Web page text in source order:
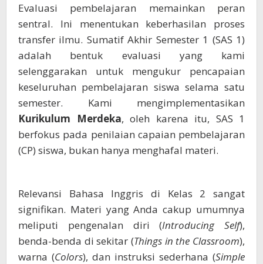
Evaluasi pembelajaran memainkan peran
sentral. Ini menentukan keberhasilan proses
transfer ilmu. Sumatif Akhir Semester 1 (SAS 1)
adalah bentuk evaluasi yang kami
selenggarakan untuk mengukur pencapaian
keseluruhan pembelajaran siswa selama satu
semester. Kami mengimplementasikan
Kurikulum Merdeka, oleh karena itu, SAS 1
berfokus pada penilaian capaian pembelajaran
(CP) siswa, bukan hanya menghafal materi.
Relevansi Bahasa Inggris di Kelas 2 sangat
signifikan. Materi yang Anda cakup umumnya
meliputi pengenalan diri (Introducing Self),
benda-benda di sekitar (Things in the Classroom),
warna (Colors), dan instruksi sederhana (Simple